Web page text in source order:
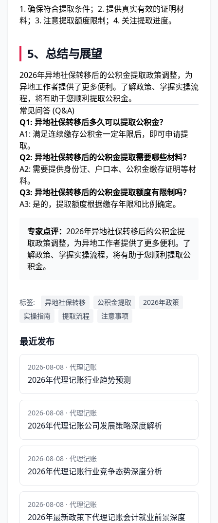
1. 确保符合提取条件；2. 提供真实有效的证明材
料；3. 注意提取额度限制；4. 关注提取进度。
5、 总结与展望
2026年异地社保转移后的公积金提取政策调整，为
异地工作者提供了更多便利。了解政策、掌握实操流
程，将有助于您顺利提取公积金。
常见问答 (Q&A)
Q1: 异地社保转移后多久可以提取公积金？
A1: 满足连续缴存公积金一定年限后，即可申请提
取。
Q2: 异地社保转移后的公积金提取需要哪些材料？
A2: 需要提供身份证、户口本、公积金缴存证明等材
料。
Q3: 异地社保转移后的公积金提取额度有限制吗？
A3: 是的，提取额度根据缴存年限和比例确定。
专家点评： 2026年异地社保转移后的公积金提
取政策调整，为异地工作者提供了更多便利。了
解政策、掌握实操流程，将有助于您顺利提取公
积金。
标签: 异地社保转移 公积金提取
2026年政策
实操指南
提取流程 注意事项
最近发布
2026-08-08 · 代理记账
2026年代理记账行业趋势预测
2026-08-08 · 代理记账
2026年代理记账公司发展策略深度解析
2026-08-08 · 代理记账
2026年代理记账行业竞争态势深度分析
2026-08-08 · 代理记账
2026年最新政策下代理记账会计就业前景深度